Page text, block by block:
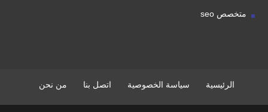
متخصص seo
الرئيسية سياسة الخصوصية اتصل بنا من نحن